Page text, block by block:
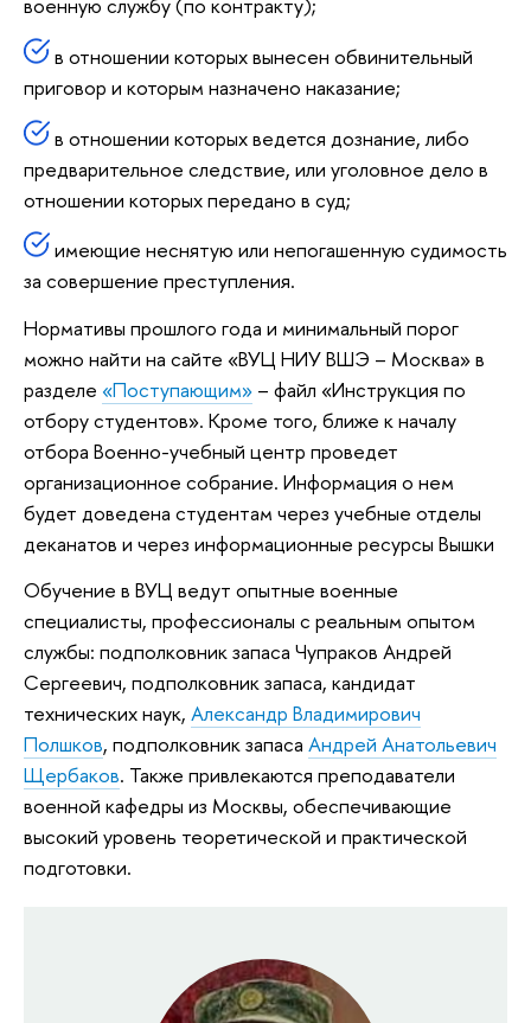
военную службу (по контракту);
в отношении которых вынесен обвинительный
приговор и которым назначено наказание;
в отношении которых ведется дознание, либо
предварительное следствие, или уголовное дело в
отношении которых передано в суд;
имеющие неснятую или непогашенную судимость
за совершение преступления.
Нормативы прошлого года и минимальный порог
можно найти на сайте «ВУЦ НИУ ВШЭ – Москва» в
разделе «Поступающим» – файл «Инструкция по
отбору студентов». Кроме того, ближе к началу
отбора Военно-учебный центр проведет
организационное собрание. Информация о нем
будет доведена студентам через учебные отделы
деканатов и через информационные ресурсы Вышки
Обучение в ВУЦ ведут опытные военные
специалисты, профессионалы с реальным опытом
службы: подполковник запаса Чупраков Андрей
Сергеевич, подполковник запаса, кандидат
технических наук, Александр Владимирович
Полшков, подполковник запаса Андрей Анатольевич
Щербаков. Также привлекаются преподаватели
военной кафедры из Москвы, обеспечивающие
высокий уровень теоретической и практической
подготовки.